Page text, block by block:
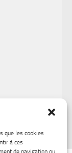
que les cookies
à ces
de navigation ou